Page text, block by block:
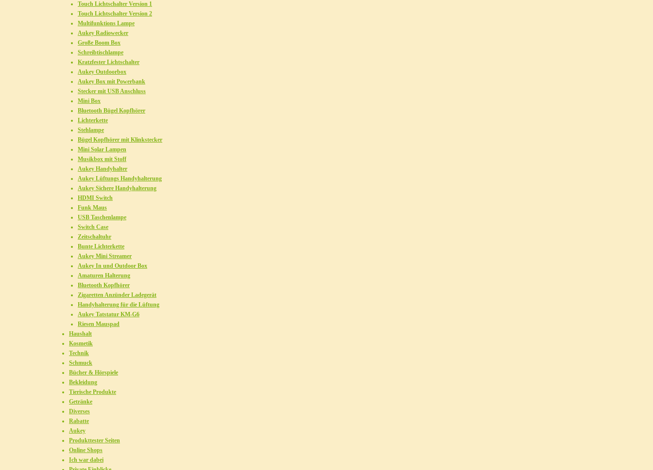
Touch Lichtschalter Version 1
Touch Lichtschalter Version 2
Multifunktions Lampe
Aukey Radiowecker
Große Boom Box
Schreibtischlampe
Kratzfester Lichtschalter
Aukey Outdoorbox
Aukey Box mit Powerbank
Stecker mit USB Anschluss
Mini Box
Bluetooth Bügel Kopfhörer
Lichterkette
Stehlampe
Bügel Kopfhörer mit Klinkstecker
Mini Solar Lampen
Musikbox mit Stoff
Aukey Handyhalter
Aukey Lüftungs Handyhalterung
Aukey Sichere Handyhalterung
HDMI Switch
Funk Maus
USB Taschenlampe
Switch Case
Zeitschaltuhr
Bunte Lichterkette
Aukey Mini Streamer
Aukey In und Outdoor Box
Amaturen Halterung
Bluetooth Kopfhörer
Zigaretten Anzünder Ladegerät
Handyhalterung für die Lüftung
Aukey Tatstatur KM-G6
Riesen Mauspad
Haushalt
Kosmetik
Technik
Schmuck
Bücher & Hörspiele
Bekleidung
Tierische Produkte
Getränke
Diverses
Rabatte
Aukey
Produkttester Seiten
Online Shops
Ich war dabei